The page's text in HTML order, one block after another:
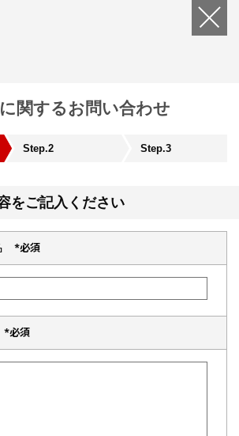
関するお問い合わせ
Step.2 Step.3
をご記入ください
*必須
*必須